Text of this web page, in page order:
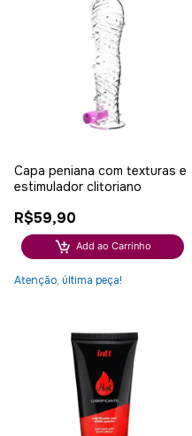
Capa peniana com texturas e
estimulador clitoriano
R$59,90
Add ao Carrinho
Atenção, última peça!